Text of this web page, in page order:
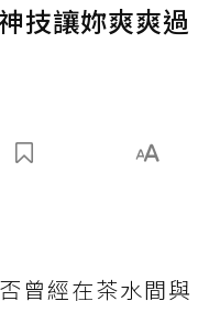
技讓妳爽爽過
曾經在茶水間與